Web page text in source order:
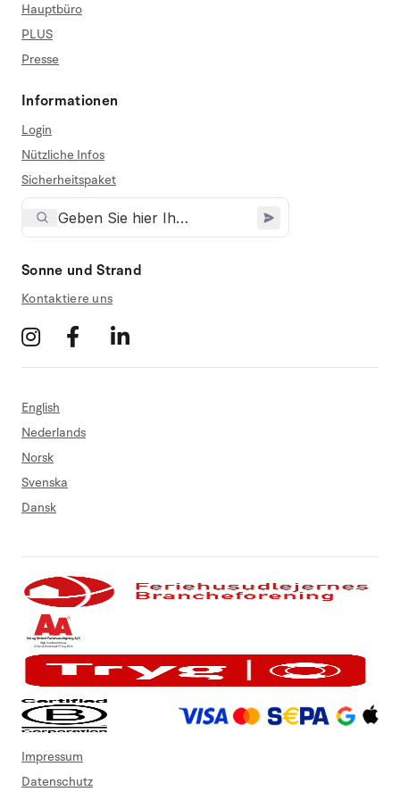
Hauptbüro
PLUS
Presse
Informationen
Login
Nützliche Infos
Sicherheitspaket
Sonne und Strand
Kontaktiere uns
English
Nederlands
Norsk
Svenska
Dansk
Impressum
Datenschutz